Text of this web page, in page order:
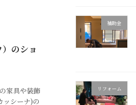
のショ
家具や装飾
ッシーナ)の
補助金
リフォーム